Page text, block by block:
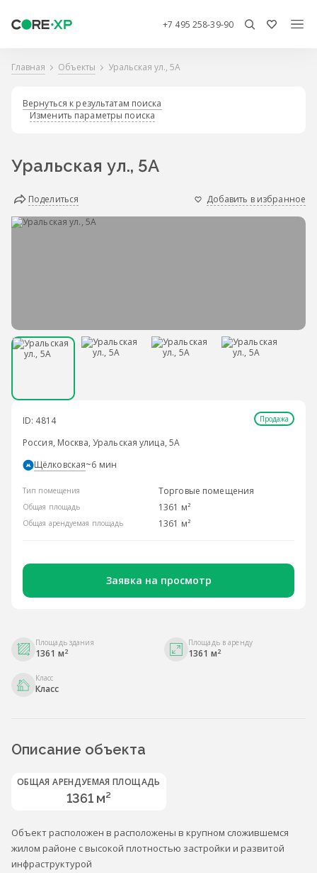
+7 495 258-39-90
Главная Объекты Уральская ул., 5А
Вернуться к результатам поиска
Изменить параметры поиска
Уральская ул., 5А
Поделиться Добавить в избранное
ID: 4814 Продажа
Россия, Москва, Уральская улица, 5А
Щёлковская~6 мин
Тип помещения Торговые помещения
Общая площадь 1361 м²
Общая арендуемая площадь 1361 м²
Заявка на просмотр
Площадь здания
1361 м2
Площадь в аренду
1361 м2
Класс
Класс
Описание объекта
ОБЩАЯ АРЕНДУЕМАЯ ПЛОЩАДЬ
1361 м²
Объект расположен в расположены в крупном сложившемся
жилом районе с высокой плотностью застройки и развитой
инфраструктурой